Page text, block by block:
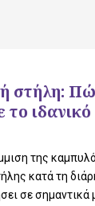
στήλη:
το
της
κατά τη
σε σημαντικά